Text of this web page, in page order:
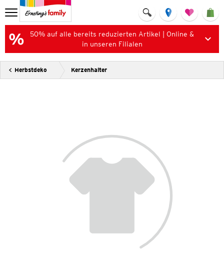
50% auf alle bereits reduzierten Artikel | Online &
in unseren Filialen
Herbstdeko Kerzenhalter